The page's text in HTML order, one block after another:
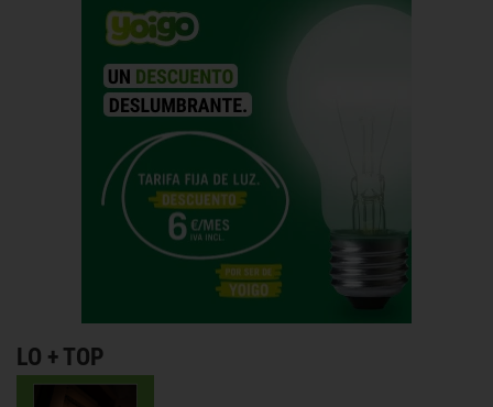
LO + TOP